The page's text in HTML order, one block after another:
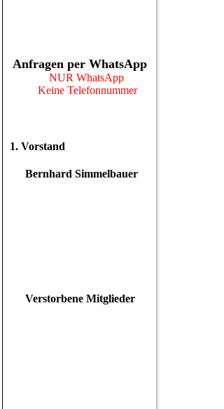
Anfragen per WhatsApp
NUR WhatsApp
Keine Telefonnummer
1. Vorstand
Bernhard Simmelbauer
Verstorbene Mitglieder